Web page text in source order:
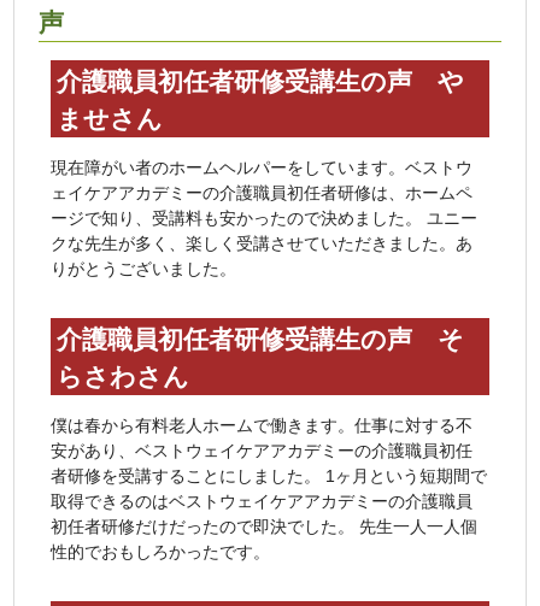
声
介護職員初任者研修受講生の声 や
ませさん
現在障がい者のホームヘルパーをしています。ベストウ
ェイケアアカデミーの介護職員初任者研修は、ホームペ
ージで知り、受講料も安かったので決めました。 ユニー
クな先生が多く、楽しく受講させていただきました。あ
りがとうございました。
介護職員初任者研修受講生の声 そ
らさわさん
僕は春から有料老人ホームで働きます。仕事に対する不
安があり、ベストウェイケアアカデミーの介護職員初任
者研修を受講することにしました。 1ヶ月という短期間で
取得できるのはベストウェイケアアカデミーの介護職員
初任者研修だけだったので即決でした。 先生一人一人個
性的でおもしろかったです。